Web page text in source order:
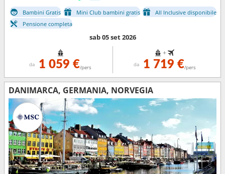
Bambini Gratis Mini Club bambini gratis
All Inclusive disponibile
Pensione completa
sab 05 set 2026
da 1 059 €/pers
+
da 1 719 €/pers
DANIMARCA, GERMANIA, NORVEGIA